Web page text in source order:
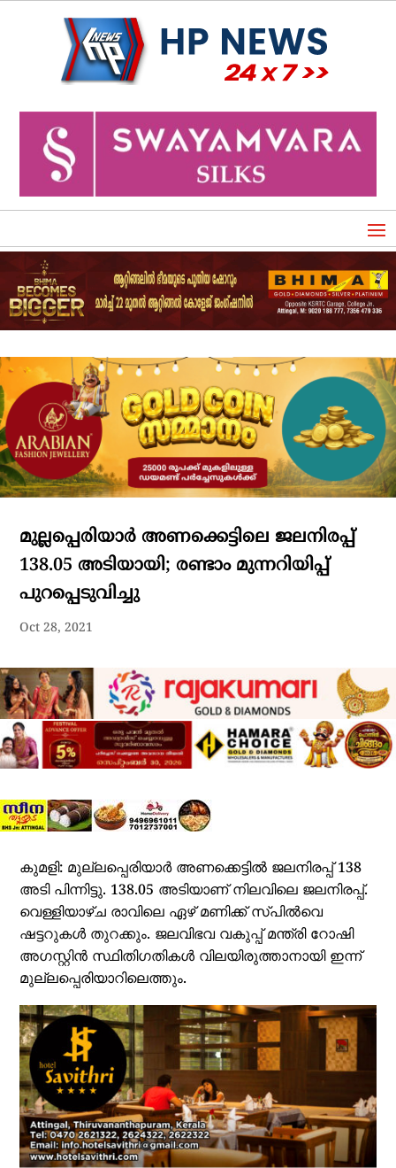
മുല്ലപ്പെരിയാർ അണക്കെട്ടിലെ ജലനിരപ്പ്
138.05 അടിയായി; രണ്ടാം മുന്നറിയിപ്പ്
പുറപ്പെടുവിച്ചു
Oct 28, 2021
കുമളി: മുല്ലപ്പെരിയാര്‍ അണക്കെട്ടില്‍ ജലനിരപ്പ് 138
അടി പിന്നിട്ടു. 138.05 അടിയാണ് നിലവിലെ ജലനിരപ്പ്.
വെള്ളിയാഴ്ച രാവിലെ ഏഴ് മണിക്ക് സ്പില്‍വെ
ഷട്ടറുകള്‍ തുറക്കും. ജലവിഭവ വകുപ്പ് മന്ത്രി റോഷി
അഗസ്റ്റിന്‍ സ്ഥിതിഗതികള്‍ വിലയിരുത്താനായി ഇന്ന്
മുല്ലപ്പെരിയാറിലെത്തും.